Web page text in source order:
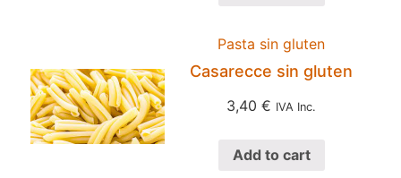
Pasta sin gluten
Casarecce sin gluten
3,40 € IVA Inc.
Add to cart